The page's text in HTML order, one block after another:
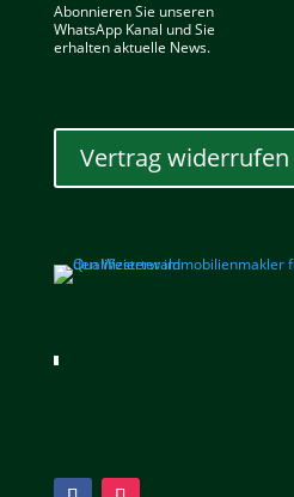
Abonnieren Sie unseren
WhatsApp Kanal und Sie
erhalten aktuelle News.
Vertrag widerrufen